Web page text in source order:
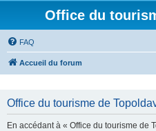
Office du
FAQ
Accueil du forum
Office du tourisme de
En accédant à « Office du tourisme de